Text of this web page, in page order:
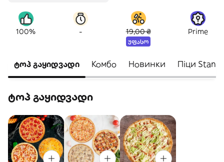
100% - 19,00 ₴
უფასო
Prime
ტოპ გაყიდვადი Комбо Новинки Піци
ტოპ გაყიდვადი